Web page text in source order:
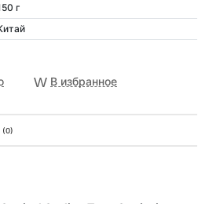
г
В избранное
(0)